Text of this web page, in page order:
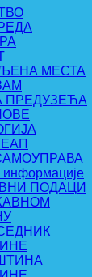
МЕСТА
ПРЕДУЗЕЋА
ПОДАЦИ